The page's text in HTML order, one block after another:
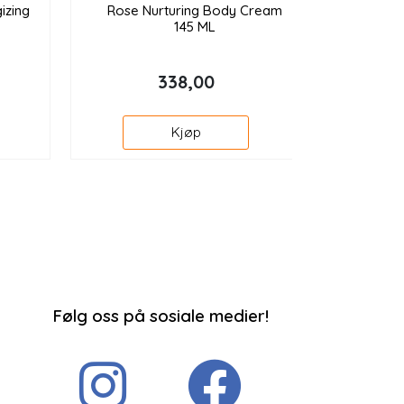
Rose Nurturing Body Cream
145 ML
338,00
Kjøp
Følg oss på sosiale medier!